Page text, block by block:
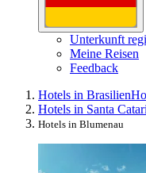
Unterkunft
Meine Reisen
Feedback
Hotels in Brasilien
Hotels in Santa
Hotels in Blumenau